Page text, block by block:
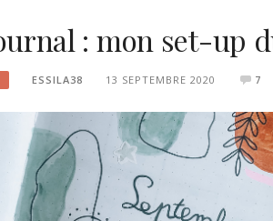
: mon set-up
ESSILA38 13 SEPTEMBRE 2020 7